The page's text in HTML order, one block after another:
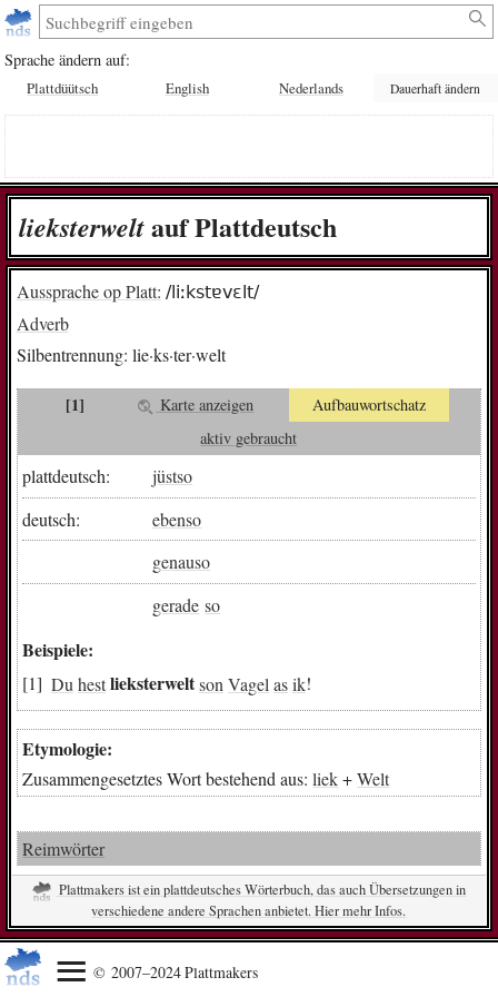
Sprache ändern auf:
Plattdüütsch English Nederlands Dauerhaft ändern
lie­ks­ter­weltauf Plattdeutsch
Aussprache op Platt: /liːkstɐvɛlt/
Adverb
Silbentrennung: lie·ks·ter·welt
[1] Karte anzeigen
Aufbauwortschatz
aktiv gebraucht
plattdeutsch:
jüstso
deutsch:
ebenso
genauso
gerade so
Beispiele:
Du hestlieksterweltson Vagel asik!
Etymologie:
Zusammengesetztes Wort bestehend aus:liek+Welt
Reimwörter
Plattmakers ist ein plattdeutsches Wörterbuch, das auch Übersetzungen in
verschiedene andere Sprachen anbietet. Hier mehr Infos.
© 2007–2024 Plattmakers